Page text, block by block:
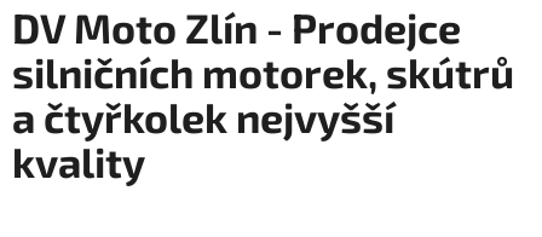
DV Moto Zlín - Prodejce
silničních motorek, skútrů
a čtyřkolek nejvyšší
kvality